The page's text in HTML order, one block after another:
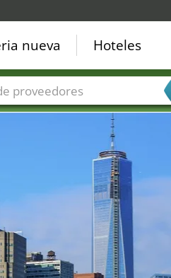
nueva Hoteles
Sectores de proveedor de servicios